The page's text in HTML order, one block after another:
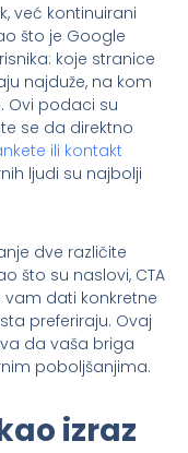
već kontinuirani
što je Google
koje stranice
najduže, na kom
Ovi podaci su
se da direktno
ili kontakt
ljudi su najbolji
dve različite
što su naslovi, CTA
dati konkretne
preferiraju. Ovaj
da vaša briga
poboljšanjima.
izraz